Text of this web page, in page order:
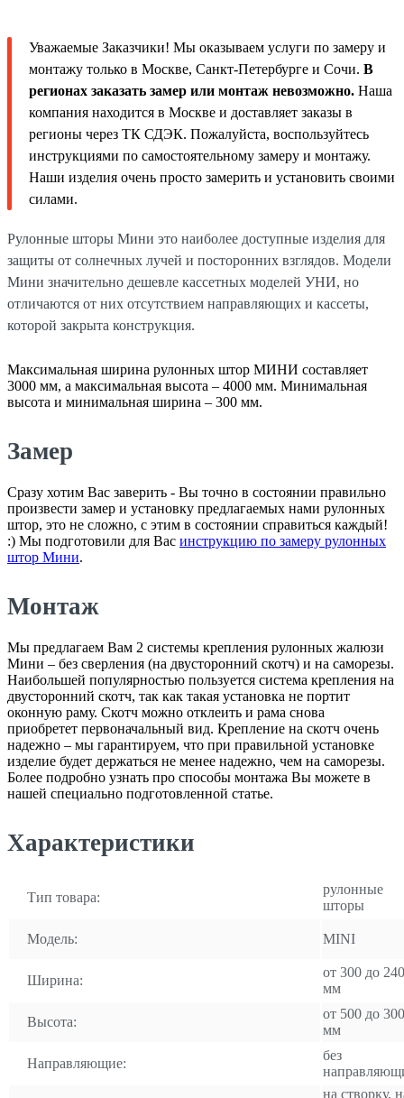
Уважаемые Заказчики! Мы оказываем услуги по замеру и
монтажу только в Москве, Санкт-Петербурге и Сочи. В
регионах заказать замер или монтаж невозможно. Наша
компания находится в Москве и доставляет заказы в
регионы через ТК СДЭК. Пожалуйста, воспользуйтесь
инструкциями по самостоятельному замеру и монтажу.
Наши изделия очень просто замерить и установить своими
силами.
Рулонные шторы Мини это наиболее доступные изделия для
защиты от солнечных лучей и посторонних взглядов. Модели
Мини значительно дешевле кассетных моделей УНИ, но
отличаются от них отсутствием направляющих и кассеты,
которой закрыта конструкция.
Максимальная ширина рулонных штор МИНИ составляет
3000 мм, а максимальная высота – 4000 мм. Минимальная
высота и минимальная ширина – 300 мм.
Замер
Сразу хотим Вас заверить - Вы точно в состоянии правильно
произвести замер и установку предлагаемых нами рулонных
штор, это не сложно, с этим в состоянии справиться каждый!
:) Мы подготовили для Вас инструкцию по замеру рулонных
штор Мини.
Монтаж
Мы предлагаем Вам 2 системы крепления рулонных жалюзи
Мини – без сверления (на двусторонний скотч) и на саморезы.
Наибольшей популярностью пользуется система крепления на
двусторонний скотч, так как такая установка не портит
оконную раму. Скотч можно отклеить и рама снова
приобретет первоначальный вид. Крепление на скотч очень
надежно – мы гарантируем, что при правильной установке
изделие будет держаться не менее надежно, чем на саморезы.
Более подробно узнать про способы монтажа Вы можете в
нашей специально подготовленной статье.
Характеристики
Тип товара:
рулонные
шторы
Модель: MINI
Ширина:
от 300 до
мм
Высота:
от 500 до
мм
Направляющие:
без
на створку,